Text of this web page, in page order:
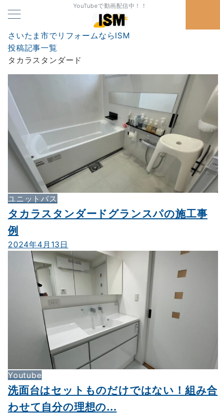
YouTubeで動画配信中！！
さいたま市でリフォームならISM
投稿記事一覧
タカラスタンダード
ユニットバス
タカラスタンダードグランスパの施工事
例
2024年4月13日
Youtube
洗面台はセットものだけではない！組み合
わせて自分の理想の...